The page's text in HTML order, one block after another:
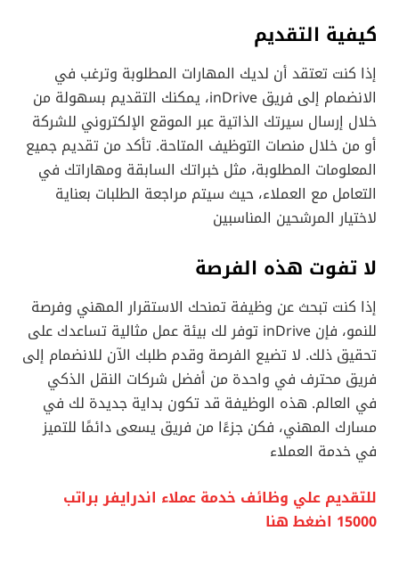
كيفية التقديم
إذا كنت تعتقد أن لديك المهارات المطلوبة وترغب في
الانضمام إلى فريق inDrive، يمكنك التقديم بسهولة من
خلال إرسال سيرتك الذاتية عبر الموقع الإلكتروني للشركة
أو من خلال منصات التوظيف المتاحة. تأكد من تقديم جميع
المعلومات المطلوبة، مثل خبراتك السابقة ومهاراتك في
التعامل مع العملاء، حيث سيتم مراجعة الطلبات بعناية
لاختيار المرشحين المناسبين
لا تفوت هذه الفرصة
إذا كنت تبحث عن وظيفة تمنحك الاستقرار المهني وفرصة
للنمو، فإن inDrive توفر لك بيئة عمل مثالية تساعدك على
تحقيق ذلك. لا تضيع الفرصة وقدم طلبك الآن للانضمام إلى
فريق محترف في واحدة من أفضل شركات النقل الذكي
في العالم. هذه الوظيفة قد تكون بداية جديدة لك في
مسارك المهني، فكن جزءًا من فريق يسعى دائمًا للتميز
في خدمة العملاء
للتقديم علي وظائف خدمة عملاء اندرايفر براتب
15000 اضغط هنا